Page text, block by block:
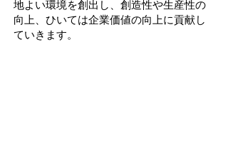
地よい環境を創出し、創造性や生産性の
向上、ひいては企業価値の向上に貢献し
ていきます。